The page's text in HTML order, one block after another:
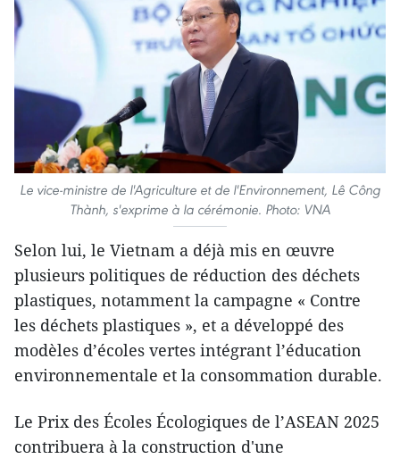
Le vice-ministre de l'Agriculture et de l'Environnement, Lê Công
Thành, s'exprime à la cérémonie. Photo: VNA
Selon lui, le Vietnam a déjà mis en œuvre
plusieurs politiques de réduction des déchets
plastiques, notamment la campagne « Contre
les déchets plastiques », et a développé des
modèles d’écoles vertes intégrant l’éducation
environnementale et la consommation durable.
Le Prix des Écoles Écologiques de l’ASEAN 2025
contribuera à la construction d'une